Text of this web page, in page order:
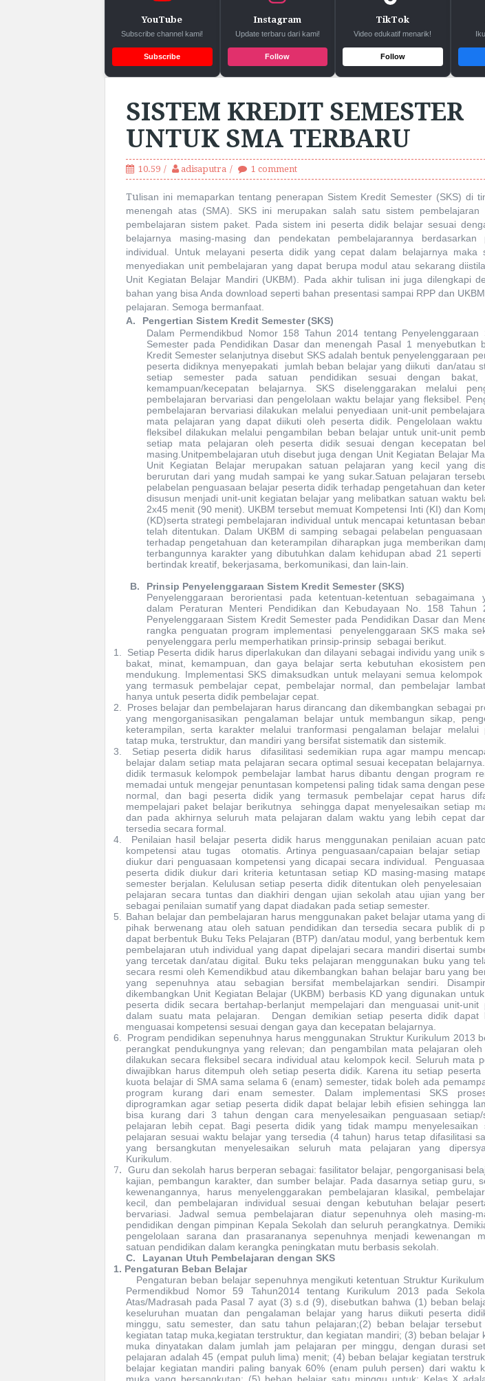
YouTube
Subscribe channel kami!
Subscribe
Instagram
Update terbaru dari kami!
Follow
TikTok
Video edukatif menarik!
Follow
SISTEM KREDIT SEMESTER
UNTUK SMA TERBARU
10.59 adisaputra 1 comment
Tulisan ini memaparkan tentang penerapan Sistem Kredit Semester (SKS) di
menengah atas (SMA). SKS ini merupakan salah satu sistem pembelajaran
pembelajaran sistem paket.
Pada sistem ini peserta didik belajar sesuai
belajarnya masing-masing dan pendekatan pembelajarannya berdasarkan
individual. Untuk melayani peserta didik yang cepat dalam belajarnya maka
menyediakan unit pembelajaran yang dapat berupa modul atau sekarang
Unit Kegiatan Belajar Mandiri (UKBM). Pada akhir tulisan ini juga dilengkapi
bahan yang bisa Anda download seperti bahan presentasi sampai RPP dan
pelajaran. Semoga bermanfaat.
A.
Pengertian Sistem Kredit Semester (SKS)
Dalam Permendikbud Nomor 158 Tahun 2014 tentang Penyelenggaraan
Semester pada Pendidikan Dasar dan menengah Pasal 1 menyebutkan
Kredit Semester selanjutnya disebut SKS adalah bentuk penyelenggaraan
peserta didiknya menyepakati jumlah beban belajar yang diikuti
dan/atau
setiap semester pada satuan pendidikan sesuai dengan
kemampuan/kecepatan belajarnya
SKS diselenggarakan melalui
pembelajaran bervariasi dan pengelolaan waktu belajar yang fleksibel.
P
pembelajaran bervariasi dilakukan melalui penyediaan unit-unit
mata pelajaran yang dapat diikuti oleh peserta didik. Pengelolaan
fleksibel dilakukan melalui pengambilan beban belajar untuk unit-unit
setiap mata pelajaran oleh peserta didik sesuai dengan kecepatan
masing.Unitpembelajaran utuh disebut juga dengan Unit Kegiatan Belajar
Unit Kegiatan Belajar merupakan satuan pelajaran yang kecil yang
berurutan dari yang mudah sampai ke yang sukar.Satuan pelajaran
pelabelan penguasaan belajar peserta didik terhadap pengetahuan dan
disusun menjadi unit-unit kegiatan belajar yang melibatkan satuan waktu
2x45 menit (90 menit).
UKBMtersebut memuat Kompetensi Inti (KI) dan
(KD)serta strategi pembelajaran individual untuk mencapai ketuntasan
telah ditentukan.
Dalam UKBM di samping sebagai pelabelan
terhadap pengetahuan dan keterampilan diharapkan juga memberikan
terbangunnya karakter yang dibutuhkan dalam kehidupan abad 21 seperti
bertindak kreatif, bekerjasama, berkomunikasi , dan lain-lain.
B.
Prinsip Penyelenggaraan Sistem Kredit Semester (SKS)
Penyelenggaraan berorientasi pada ketentuan-ketentuan sebagaimana
dalam Peraturan Menteri Pendidikan dan Kebudayaan No. 158 Tahun
Penyelenggaraan Sistem Kredit Semester pada Pendidikan Dasar dan M
rangka penguatan program implementasi
penyelenggaraan SKS maka
penyelenggara perlu memperhatikan prinsip-prinsip sebagai berikut.
1.
Setiap Peserta didik harusdiperlakukan dan dilayani sebagai individu yang unik
bakat, minat, kemampuan, dan gaya
belajar serta kebutuhan ekosistem
mendukung. Implementasi SKS dimaksudkan untuk melayani semua
yang termasuk pembelajar cepat, pembelajar normal, dan pembelajar
hanya untuk peserta didik pembelajar cepat
2.
Proses belajar dan pembelajaran harus dirancang dan dikembangkan sebagai
yang mengorganisasikan pengalaman belajar untuk membangun sikap,
keterampilan, serta karakter melalui tranformasi pengalaman belajar melalui
tatap muka, terstruktur, dan mandiri yang bersifat sistematik dan sistemik.
3.
Setiap peserta didik harus difasilitasi sedemikian rupa agar mampu
belajar dalam setiap mata pelajaran secara optimal sesuai kecepatan
didik termasuk kelompok pembelajar lambat harus dibantu dengan program
memadai untuk mengejar penuntasan kompetensi paling tidak sama dengan
normal, dan bagi peserta didik yang termasuk pembelajar cepat harus
mempelajari paket belajar berikutnya
sehingga dapat menyelesaikan setiap
dan pada akhirnya seluruh mata pelajaran dalam waktu yang lebih cepat
tersedia secara formal
4.
Penilaian hasil belajar peserta didikharus menggunakan penilaian acuan
kompetensi atau tugas
otomatis. Artinya penguasaan/capaian belajar
diukur dari penguasaan kompetensi yang dicapai secara individual.
peserta didik diukur dari kriteria ketuntasan setiap KD masing-masing
semester berjalan. Kelulusan setiap peserta didik ditentukan oleh penyelesaian
pelajaran secara tuntas dan diakhiri dengan ujian sekolah atau ujian yang
sebagai penilaian sumatif yang dapat diadakan pada setiap semester.
5.
Bahan belajar dan pembelajaran harus menggunakan paket belajar utama yang
pihak berwenang atau oleh satuan pendidikan dan tersedia secara publik di
dapat berbentuk Buku Teks Pelajaran (BTP) dan/atau modul, yang berbentuk
pembelajaran utuh individual yangdapat dipelajari secara mandiri disertai
yang tercetak dan/atau digital
Buku teks pelajaran menggunakan buku yang
secara resmi oleh Kemendikbud atau dikembangkan bahan belajar baru yang
yang sepenuhnya atau sebagian bersifat membelajarkan sendiri.
dikembangkan Unit Kegiatan Belajar (UKBM) berbasis KD yang digunakan
peserta didik secara bertahap-berlanjut mempelajari dan menguasai unit-unit
dalam suatu mata pelajaran.
Dengan demikian setiap peserta didik dapat
menguasai kompetensi sesuai dengan gaya dan kecepatan belajarnya.
6.
Program pendidikan sepenuhnya harus menggunakan Struktur Kurikulum 2013
perangkat pendukungnya yang relevan; dan pengambilan mata pelajaran
dilakukan secara fleksibel secara individual atau kelompok kecil. Seluruh mata
diwajibkan harus ditempuh oleh setiap peserta didik. Karena itu setiap peserta
kuota belajar di SMA sama selama 6 (enam) semester, tidak boleh ada
program kurang dari enam semester. Dalam implementasi SKS
diprogramkan agar setiap peserta didik dapat belajar lebih efisien sehingga
bisa kurang dari 3 tahun dengan cara menyelesaikan penguasaan
pelajaran lebih cepat. Bagi peserta didik yang tidak mampu menyelesaikan
pelajaran sesuai waktu belajar yang tersedia (4 tahun) harus tetap difasilitasi
yang bersangkutan menyelesaikan seluruh mata pelajaran yang
Kurikulum.
7.
Guru dan sekolah harus berperan sebagai: fasilitator belajar, pengorganisasi
kajian, pembangun karakter, dan sumber belajar. Pada dasarnya setiap guru,
kewenangannya, harus menyelenggarakan pembelajaran klasikal,
kecil, dan pembelajaran individual sesuai dengan kebutuhan belajar
bervariasi. Jadwal semua pembelajaran diatur sepenuhnya oleh masing-
pendidikan dengan pimpinan Kepala Sekolah dan seluruh perangkatnya.
pengelolaan sarana dan prasarananya sepenuhnya menjadi kewenangan
satuan pendidikan dalam kerangka peningkatan mutu berbasis sekolah.
C.
Layanan Utuh Pembelajaran dengan SKS
1. Pengaturan Beban Belajar
Pengaturan beban belajar sepenuhnya mengikuti ketentuan Struktur Kurikulum
Permendikbud Nomor 59 Tahun2014 tentang Kurikulum 2013 pada
Atas/Madrasah pada Pasal 7 ayat (3) s.d (9), disebutkan bahwa (1) beban
keseluruhan muatan dan pengalaman belajar yang harus diikuti peserta
minggu, satu semester, dan satu tahun pelajaran;(2) beban belajar tersebut
kegiatan tatap muka,kegiatan terstruktur, dan kegiatan mandiri; (3) beban belajar
muka dinyatakan dalam jumlah jam pelajaran per minggu, dengan durasi
pelajaran adalah 45 (empat puluh lima) menit; (4) beban belajar kegiatan
belajar kegiatan mandiri paling banyak 60% (enam puluh persen) dari waktu